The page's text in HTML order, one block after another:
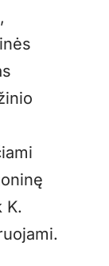
K.